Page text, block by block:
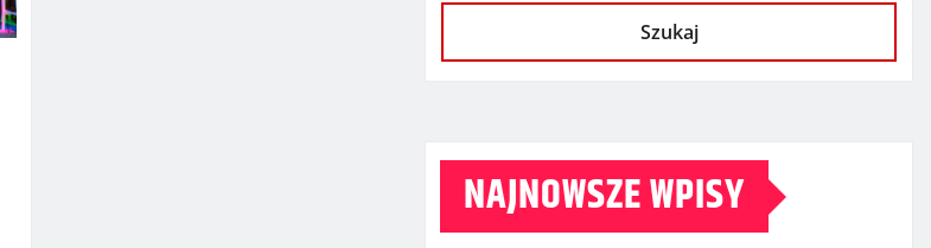
Szukaj
NAJNOWSZE WPISY